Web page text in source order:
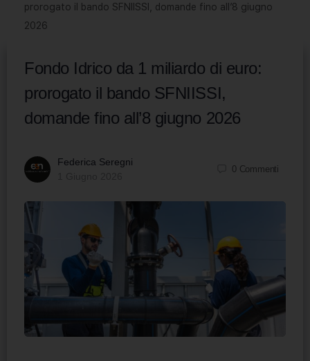
prorogato il bando SFNIISSI, domande fino all’8 giugno
2026
Fondo Idrico da 1 miliardo di euro:
prorogato il bando SFNIISSI,
domande fino all’8 giugno 2026
Federica Seregni
0 Commenti